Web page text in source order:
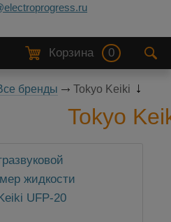
Корзина 0
бренды Tokyo Keiki
Tokyo